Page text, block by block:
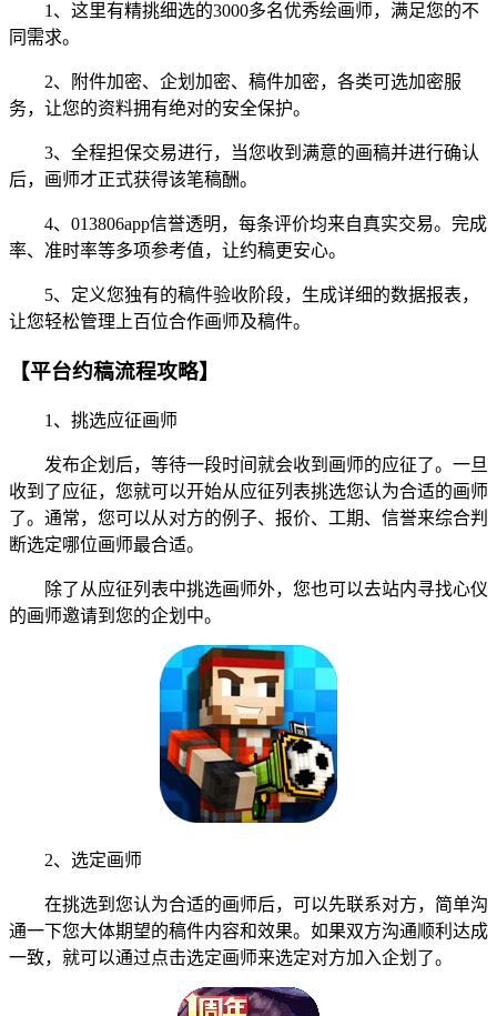
1、这里有精挑细选的3000多名优秀绘画师，满足您的不
同需求。
2、附件加密、企划加密、稿件加密，各类可选加密服
务，让您的资料拥有绝对的安全保护。
3、全程担保交易进行，当您收到满意的画稿并进行确认
后，画师才正式获得该笔稿酬。
4、013806app信誉透明，每条评价均来自真实交易。完成
率、准时率等多项参考值，让约稿更安心。
5、定义您独有的稿件验收阶段，生成详细的数据报表，
让您轻松管理上百位合作画师及稿件。
【平台约稿流程攻略】
1、挑选应征画师
发布企划后，等待一段时间就会收到画师的应征了。一旦
收到了应征，您就可以开始从应征列表挑选您认为合适的画师
了。通常，您可以从对方的例子、报价、工期、信誉来综合判
断选定哪位画师最合适。
除了从应征列表中挑选画师外，您也可以去站内寻找心仪
的画师邀请到您的企划中。
2、选定画师
在挑选到您认为合适的画师后，可以先联系对方，简单沟
通一下您大体期望的稿件内容和效果。如果双方沟通顺利达成
一致，就可以通过点击选定画师来选定对方加入企划了。